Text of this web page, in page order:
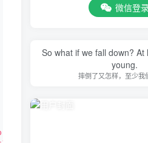
微信登
So what if we fall down? At
young.
摔倒了又怎样，至少我